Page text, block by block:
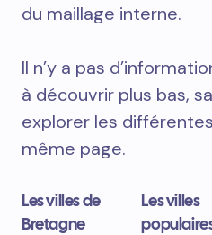
du maillage interne.
Il n’y a pas
à découvrir plus bas,
explorer les
même page.
Les villes de
Bretagne
Les villes